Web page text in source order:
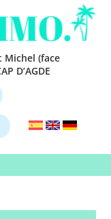
Michel (face
D’AGDE